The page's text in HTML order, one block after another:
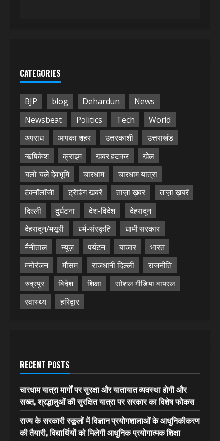
CATEGORIES
BJP blog Dehardun
News
Newsbeat
Politics Tech
World
अपराध
आपका शहर उत्तरकाशी
उत्तराखंड
ऋषिकेश
क्राइम खबर हटकर
खेल
चलो चले देवभूमि
चारधाम
चारधाम यात्रा
टेक्नॉलॉजी
ट्रेंडिंग खबरें ताज़ा ख़बर
ताज़ा ख़बरें
दिल्ली
दुर्घटना देश-विदेश
देहरादून
देहरादून/मसूरी
धर्म-संस्कृति
धामी सरकार
नैनीताल
न्यूज़ पर्यटन बाजार
भारत
मनोरंजन
मौसम राजधानी दिल्ली
राजनीति
रुद्रपुर
विदेश शिक्षा
सोशल मीडिया वायरल
स्वास्थ्य
हरिद्वार
RECENT POSTS
चारधाम यात्रा मार्गों पर सुरक्षा और यातायात व्यवस्था होगी और
सख्त, श्रद्धालुओं की सुरक्षित यात्रा पर सरकार का विशेष फोकस
राज्य के सरकारी स्कूलों में विज्ञान प्रयोगशालाओं के आधुनिकीकरण
की तैयारी, विद्यार्थियों को मिलेगी आधुनिक प्रयोगात्मक शिक्षा